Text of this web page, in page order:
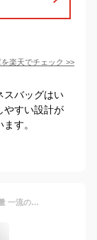
楽天でチェック >>
スバッグはい
やすい設計が
す。
[ANYCOOL] ビジネスバッグ メンズ 大容量 軽量 一流の鞄職人が作る B4 15.6インチ PC対応 就活バッグ リクルートバッグ ブリーフケース 自立 出張 男性